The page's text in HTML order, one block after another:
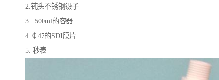
2.钝头不锈钢镊子
3. 500ml的容器
4.￠47的SDI膜片
5. 秒表